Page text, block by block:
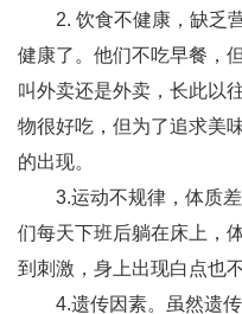
2. 饮食不健康，缺乏营
健康了。他们不吃早餐，
叫外卖还是外卖，长此以
物很好吃，但为了追求美
的出现。
3.运动不规律，体质差
们每天下班后躺在床上，
到刺激，身上出现白点也
4.遗传因素。虽然遗传